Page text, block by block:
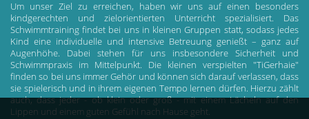
Um unser Ziel zu erreichen, haben wir uns auf einen besonders
kindgerechten und zielorientierten Unterricht spezialisiert. Das
Schwimmtraining findet bei uns in kleinen Gruppen statt, sodass jedes
Kind eine individuelle und intensive Betreuung genießt – ganz auf
Augenhöhe. Dabei stehen für uns insbesondere Sicherheit und
Schwimmpraxis im Mittelpunkt. Die kleinen verspielten "TiGerhaie"
finden so bei uns immer Gehör und können sich darauf verlassen, dass
sie spielerisch und in ihrem eigenen Tempo lernen dürfen. Hierzu zählt
auch, dass jeder - ob klein oder groß - mit einem Lächeln auf den
Lippen und einem guten Gefühl nach Hause geht.